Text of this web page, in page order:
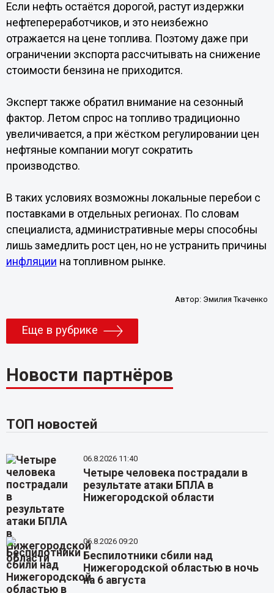
Если нефть остаётся дорогой, растут издержки
нефтепереработчиков, и это неизбежно
отражается на цене топлива. Поэтому даже при
ограничении экспорта рассчитывать на снижение
стоимости бензина не приходится.
Эксперт также обратил внимание на сезонный
фактор. Летом спрос на топливо традиционно
увеличивается, а при жёстком регулировании цен
нефтяные компании могут сократить
производство.
В таких условиях возможны локальные перебои с
поставками в отдельных регионах. По словам
специалиста, административные меры способны
лишь замедлить рост цен, но не устранить причины
инфляции на топливном рынке.
Автор: Эмилия Ткаченко
Еще в рубрике
Новости партнёров
ТОП новостей
06.8.2026 11:40
Четыре человека пострадали в
результате атаки БПЛА в
Нижегородской области
06.8.2026 09:20
Беспилотники сбили над
Нижегородской областью в ночь
на 6 августа